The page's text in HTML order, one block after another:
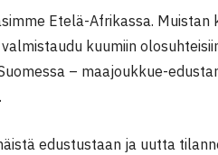
Etelä-Afrikassa. Muistan
kuumiin
– maajoukkue-
edustustaan ja uutta